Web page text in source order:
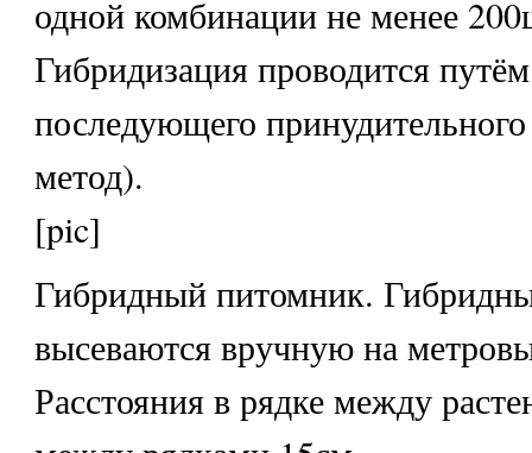
одной комбинации не менее
Гибридизация проводится
последующего
метод).
[pic]
Гибридный питомник.
высеваются вручную на
Расстояния в рядке между